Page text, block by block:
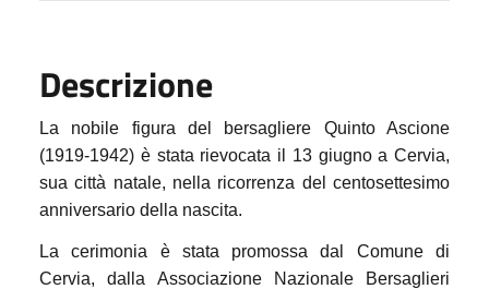
Descrizione
La nobile figura del bersagliere Quinto Ascione
(1919-1942) è stata rievocata il
13 giugnoa Cervia,
sua città natale, nella ricorrenza del centosettesimo
anniversario della nascita.
La cerimonia è stata promossa dal Comune di
Cervia, dalla Associazione Nazionale Bersaglieri